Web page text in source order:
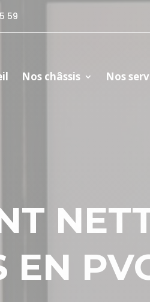
59
Nos châssis Nos
EN